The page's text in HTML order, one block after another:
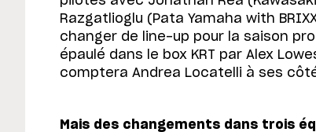
Razgatlioglu (Pata Yamaha with
changer de line-up pour la saison
épaulé dans le box KRT par Alex
comptera Andrea Locatelli à ses
Mais des changements dans trois